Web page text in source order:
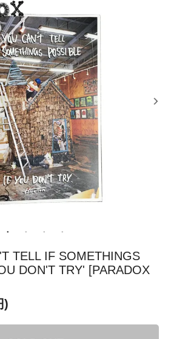
TELL IF SOMETHINGS
DON'T TRY' [PARADOX
)